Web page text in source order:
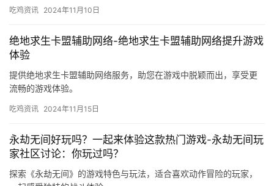
吃鸡资讯 2024年11月10日
绝地求生卡盟辅助网络-绝地求生卡盟辅助网络提升游戏
体验
提供绝地求生卡盟辅助网络服务，助您在游戏中脱颖而出，享受更
流畅的游戏体验。
吃鸡资讯 2024年11月15日
永劫无间好玩吗？一起来体验这款热门游戏-永劫无间玩
家社区讨论：你玩过吗？
探索《永劫无间》的游戏特色与玩法，适合喜欢动作冒险的玩家，